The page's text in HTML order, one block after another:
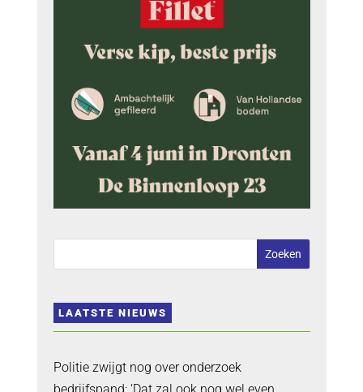
LAATSTE NIEUWS
Politie zwijgt nog over onderzoek
bedrijfspand: ‘Dat zal ook nog wel even